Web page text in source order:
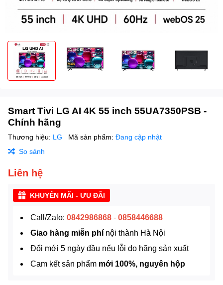
Smart Tivi LG AI 4K 55 inch 55UA7350PSB -
Chính hãng
Thương hiệu: LG Mã sản phẩm: Đang cập nhật
So sánh
Liên hệ
KHUYẾN MÃI - ƯU ĐÃI
Call/Zalo: 0842986868 - 0858446688
Giao hàng miễn phí nội thành Hà Nội
Đổi mới 5 ngày đầu nếu lỗi do hãng sản xuất
Cam kết sản phẩm mới 100%, nguyên hộp